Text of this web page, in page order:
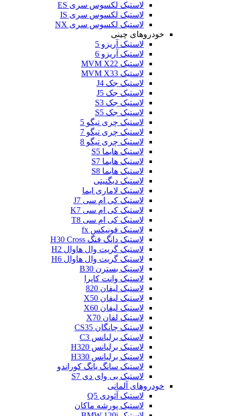
لاستیک لکسوس سری ES
لاستیک لکسوس سری IS
لاستیک لکسوس سری NX
خودروهای چینی
لاستیک آریزو 5
لاستیک آریزو 6
لاستیک MVM X22
لاستیک MVM X33
لاستیک جک J4
لاستیک جک J5
لاستیک جک S3
لاستیک جک S5
لاستیک چری تیگو 5
لاستیک چری تیگو 7
لاستیک چری تیگو 8
لاستیک هایما S5
لاستیک هایما S7
لاستیک هایما S8
لاستیک دیگنیتی
لاستیک لاماری ایما
لاستیک کی ام سی J7
لاستیک کی ام سی K7
لاستیک کی ام سی T8
لاستیک فونیکس fx
لاستیک دانگ فنگ H30 Cross
لاستیک گریت وال هاوال H2
لاستیک گریت وال هاوال H6
لاستیک بسترن B30
لاستیک وانت کاپرا
لاستیک لیفان 820
لاستیک لیفان X50
لاستیک لیفان X60
لاستیک لفان X70
لاستیک چانگان CS35
لاستیک برلیانس C3
لاستیک برلیانس H320
لاستیک برلیانس H330
لاستیک سانگ یانگ کوراندو
لاستیک بی وای دی S7
خودروهای آلمانی
لاستیک آئودی Q5
لاستیک پورشه ماکان